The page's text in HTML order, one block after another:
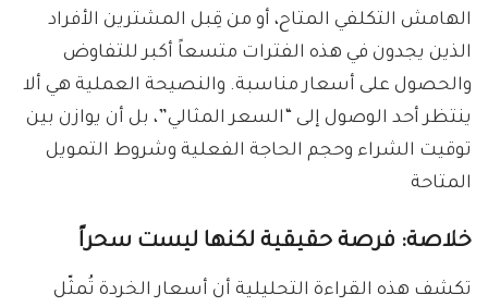
الهامش التكلفي المتاح، أو من قِبل المشترين الأفراد
الذين يجدون في هذه الفترات متسعاً أكبر للتفاوض
والحصول على أسعار مناسبة. والنصيحة العملية هي ألا
ينتظر أحد الوصول إلى “السعر المثالي”، بل أن يوازن بين
توقيت الشراء وحجم الحاجة الفعلية وشروط التمويل
المتاحة
خلاصة: فرصة حقيقية لكنها ليست سحراً
تكشف هذه القراءة التحليلية أن أسعار الخردة تُمثّل